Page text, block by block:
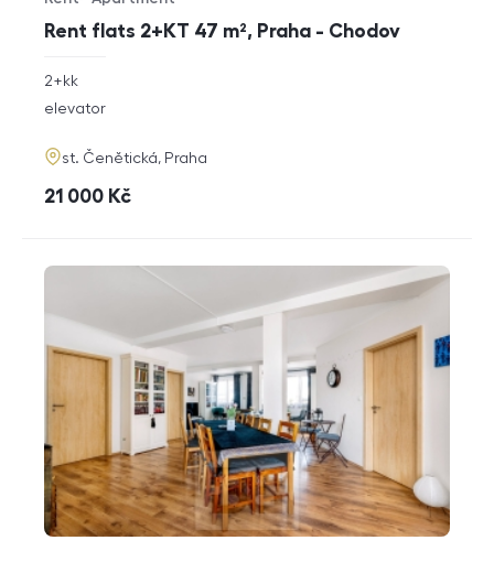
Rent flats 2+KT 47 m², Praha - Chodov
Offer type
Property type
rozměry
2+kk
funkce
elevator
adresa
st. Čenětická, Praha
cena
21 000 Kč